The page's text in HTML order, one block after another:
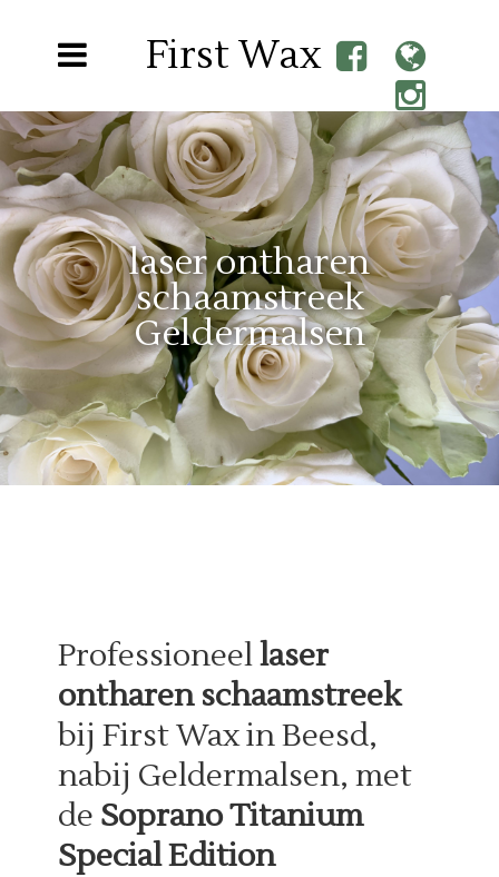
First Wax
laser ontharen
schaamstreek
Geldermalsen
Professioneellaser
ontharen schaamstreek
bij First Wax in Beesd,
nabij Geldermalsen, met
de Soprano Titanium
Special Edition